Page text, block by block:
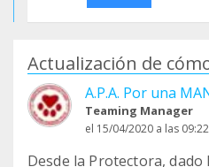
Actualización de
A.P.A. Por una
Teaming Manager
el 15/04/2020 a las
Desde la Protectora,